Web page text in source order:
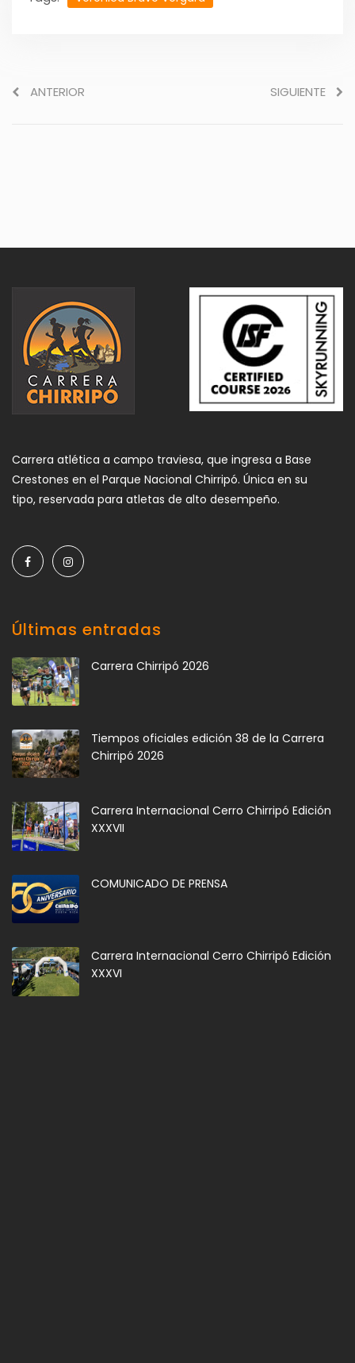
ANTERIOR SIGUIENTE
Carrera atlética a campo traviesa, que ingresa a Base
Crestones en el Parque Nacional Chirripó. Única en su
tipo, reservada para atletas de alto desempeño.
Últimas entradas
Carrera Chirripó 2026
Tiempos oficiales edición 38 de la Carrera
Chirripó 2026
Carrera Internacional Cerro Chirripó Edición
XXXVII
COMUNICADO DE PRENSA
Carrera Internacional Cerro Chirripó Edición
XXXVI